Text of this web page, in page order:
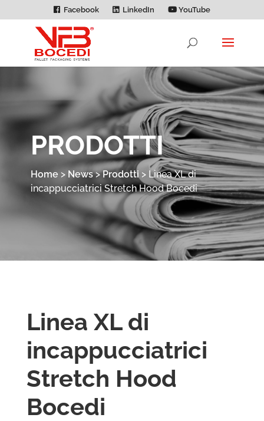
Facebook LinkedIn YouTube
PRODOTTI
Home> News>Prodotti > Linea XL di
incappucciatrici Stretch Hood Bocedi
Linea XL di
incappucciatrici
Stretch Hood
Bocedi